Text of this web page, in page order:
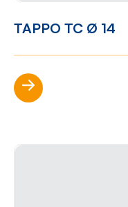
TAPPO TC Ø 14
Scopri di più